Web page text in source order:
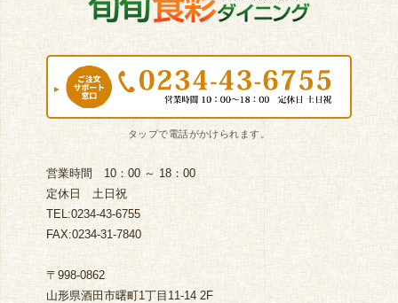
営業時間 10：00 ～ 18：00
定休日 土日祝
TEL:0234-43-6755
FAX:0234-31-7840
〒998-0862
山形県酒田市曙町1丁目11-14 2F